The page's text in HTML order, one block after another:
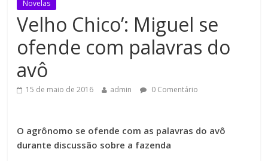
Novelas
Velho Chico’: Miguel se
ofende com palavras do
avô
15 de maio de 2016 admin 0 Comentário
O agrônomo se ofende com as palavras do avô
durante discussão sobre a fazenda